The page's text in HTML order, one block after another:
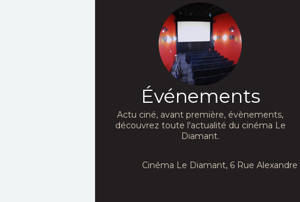
Événements
Actu ciné, avant première, évènements,
découvrez toute l'actualité du cinéma Le
Diamant.
Cinéma Le Diamant, 6 Rue